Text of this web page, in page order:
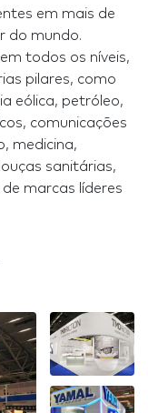
em mais de
do mundo.
todos os níveis,
pilares, como
eólica, petróleo,
comunicações
medicina,
sanitárias,
marcas líderes